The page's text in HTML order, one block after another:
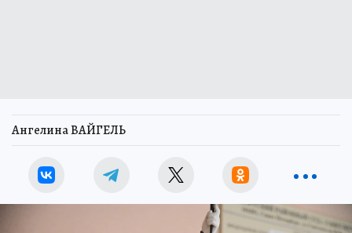
Ангелина ВАЙГЕЛЬ